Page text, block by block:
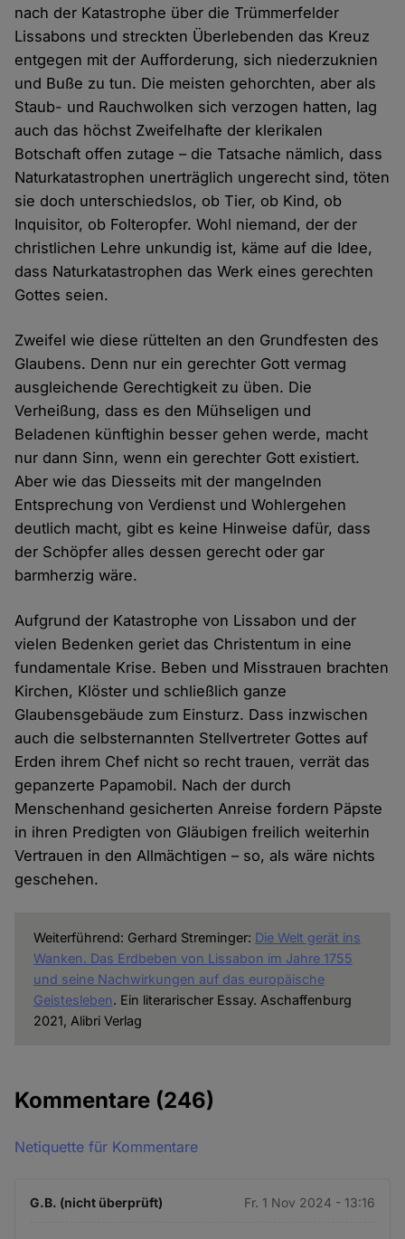
nach der Katastrophe über die Trümmerfelder
Lissabons und streckten Überlebenden das Kreuz
entgegen mit der Aufforderung, sich niederzuknien
und Buße zu tun. Die meisten gehorchten, aber als
Staub- und Rauchwolken sich verzogen hatten, lag
auch das höchst Zweifelhafte der klerikalen
Botschaft offen zutage – die Tatsache nämlich, dass
Naturkatastrophen unerträglich ungerecht sind, töten
sie doch unterschiedslos, ob Tier, ob Kind, ob
Inquisitor, ob Folteropfer. Wohl niemand, der der
christlichen Lehre unkundig ist, käme auf die Idee,
dass Naturkatastrophen das Werk eines gerechten
Gottes seien.
Zweifel wie diese rüttelten an den Grundfesten des
Glaubens. Denn nur ein gerechter Gott vermag
ausgleichende Gerechtigkeit zu üben. Die
Verheißung, dass es den Mühseligen und
Beladenen künftighin besser gehen werde, macht
nur dann Sinn, wenn ein gerechter Gott existiert.
Aber wie das Diesseits mit der mangelnden
Entsprechung von Verdienst und Wohlergehen
deutlich macht, gibt es keine Hinweise dafür, dass
der Schöpfer alles dessen gerecht oder gar
barmherzig wäre.
Aufgrund der Katastrophe von Lissabon und der
vielen Bedenken geriet das Christentum in eine
fundamentale Krise. Beben und Misstrauen brachten
Kirchen, Klöster und schließlich ganze
Glaubensgebäude zum Einsturz. Dass inzwischen
auch die selbsternannten Stellvertreter Gottes auf
Erden ihrem Chef nicht so recht trauen, verrät das
gepanzerte Papamobil. Nach der durch
Menschenhand gesicherten Anreise fordern Päpste
in ihren Predigten von Gläubigen freilich weiterhin
Vertrauen in den Allmächtigen – so, als wäre nichts
geschehen.
Weiterführend: Gerhard Streminger: Die Welt gerät ins
Wanken. Das Erdbeben von Lissabon im Jahre 1755
und seine Nachwirkungen auf das europäische
Geistesleben. Ein literarischer Essay. Aschaffenburg
2021, Alibri Verlag
Kommentare (246)
Netiquette für Kommentare
G.B. (nicht überprüft) Fr. 1 Nov 2024 - 13:16